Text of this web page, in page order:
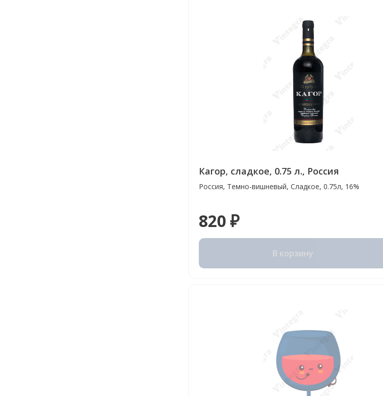
Кагор, сладкое, 0.75 л., Россия
Россия, Темно-вишневый, Сладкое, 0.75л, 16%
820 ₽
В корзину